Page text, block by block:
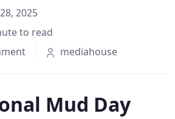
2025
to read
mediahouse
Mud Day